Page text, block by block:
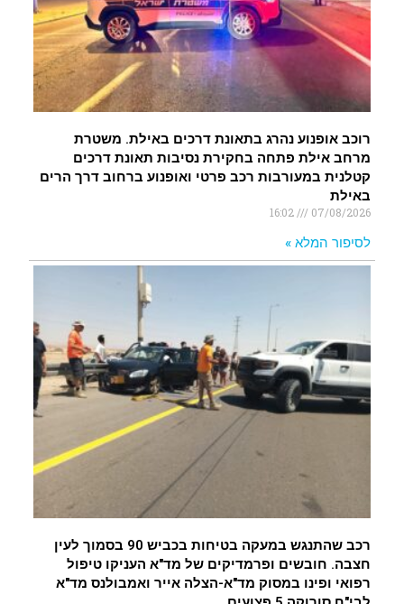
רוכב אופנוע נהרג בתאונת דרכים באילת. משטרת
מרחב אילת פתחה בחקירת נסיבות תאונת דרכים
קטלנית במעורבות רכב פרטי ואופנוע ברחוב דרך הרים
באילת
07/08/2026
16:02
לסיפור המלא »
רכב שהתנגש במעקה בטיחות בכביש 90 בסמוך לעין
חצבה. חובשים ופרמדיקים של מד"א העניקו טיפול
רפואי ופינו במסוק מד"א-הצלה אייר ואמבולנס מד"א